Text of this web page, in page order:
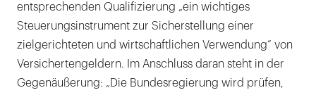
entsprechenden Qualifizierung „ein wichtiges
Steuerungsinstrument zur Sicherstellung einer
zielgerichteten und wirtschaftlichen Verwendung“ von
Versichertengeldern. Im Anschluss daran steht in der
Gegenäußerung: „Die Bundesregierung wird prüfen,